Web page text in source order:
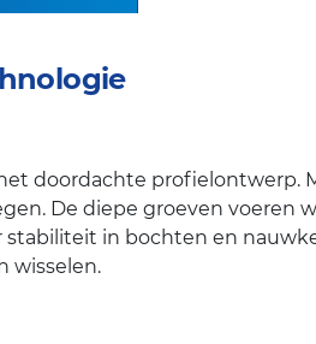
doordachte
De diepe groeven voeren
in bochten en
wisselen.